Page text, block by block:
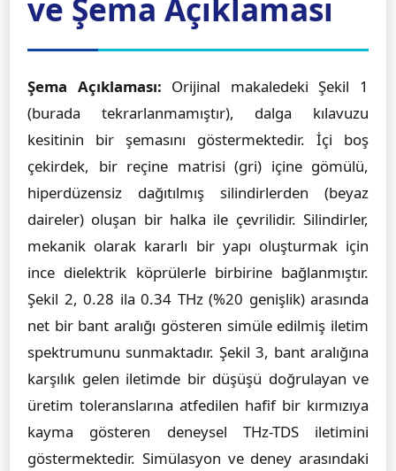
ve Şema Açıklaması
Şema Açıklaması: Orijinal makaledeki Şekil 1
(burada tekrarlanmamıştır), dalga kılavuzu
kesitinin bir şemasını göstermektedir. İçi boş
çekirdek, bir reçine matrisi (gri) içine gömülü,
hiperdüzensiz dağıtılmış silindirlerden (beyaz
daireler) oluşan bir halka ile çevrilidir. Silindirler,
mekanik olarak kararlı bir yapı oluşturmak için
ince dielektrik köprülerle birbirine bağlanmıştır.
Şekil 2, 0.28 ila 0.34 THz (%20 genişlik) arasında
net bir bant aralığı gösteren simüle edilmiş iletim
spektrumunu sunmaktadır. Şekil 3, bant aralığına
karşılık gelen iletimde bir düşüşü doğrulayan ve
üretim toleranslarına atfedilen hafif bir kırmızıya
kayma gösteren deneysel THz-TDS iletimini
göstermektedir. Simülasyon ve deney arasındaki